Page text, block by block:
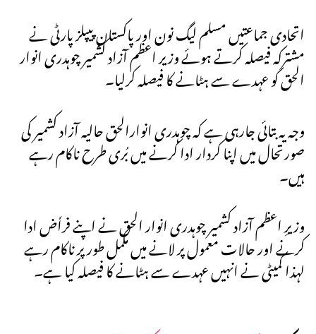
اتحادی جماعتیں مسلم لیگ نون اور پاکستان پیپلز پارٹی نے
مشترکہ فیصلہ کرتے ہوئے وزیر اعظم آزاد کشمیر چوہدری انوار
الحق کو عہدے سے ہٹانے کا فیصلہ کرلیا۔
وجہ یہ بتائی جارہی ہے کہ چوہدری انوارالحق حالیہ آزاد کشمیر کی
صورتحال میں اپنا کردار ادا کرنے میں بُری طرح ناکام رہے
ہیں۔
وزیرِ اعظم آزاد کشمیر چوہدری انوار الحق نے اپنے فراٗض ادا
کرنے اور حالات معمول پر لانے میں مکمل طور پر ناکام رہے
لہذا کمیٹی نے انہیں عہدے سے ہٹانے کا فیصلہ کیا ہے۔